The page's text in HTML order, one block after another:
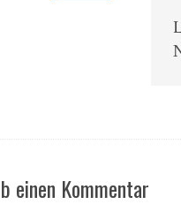
einen Kommentar